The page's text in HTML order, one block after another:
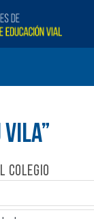
VILA”
colegio